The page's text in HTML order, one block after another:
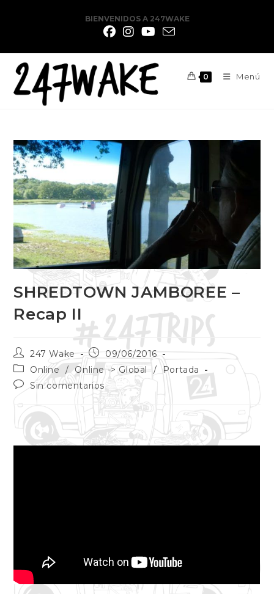
BIENVENIDOS A 247WAKE
0 Menú
SHREDTOWN JAMBOREE –
Recap II
247 Wake
09/06/2016
Online
/ Online -> Global / Portada
Sin comentarios